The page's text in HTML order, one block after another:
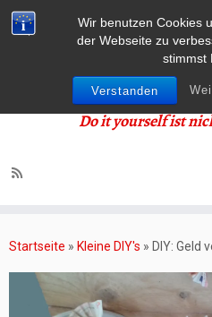
Wir benutzen Cookies
der Webseite zu
stimmst
Verstanden
Inhalt
Do it yourself ist
Startseite » Kleine DIY's » DIY: Geld